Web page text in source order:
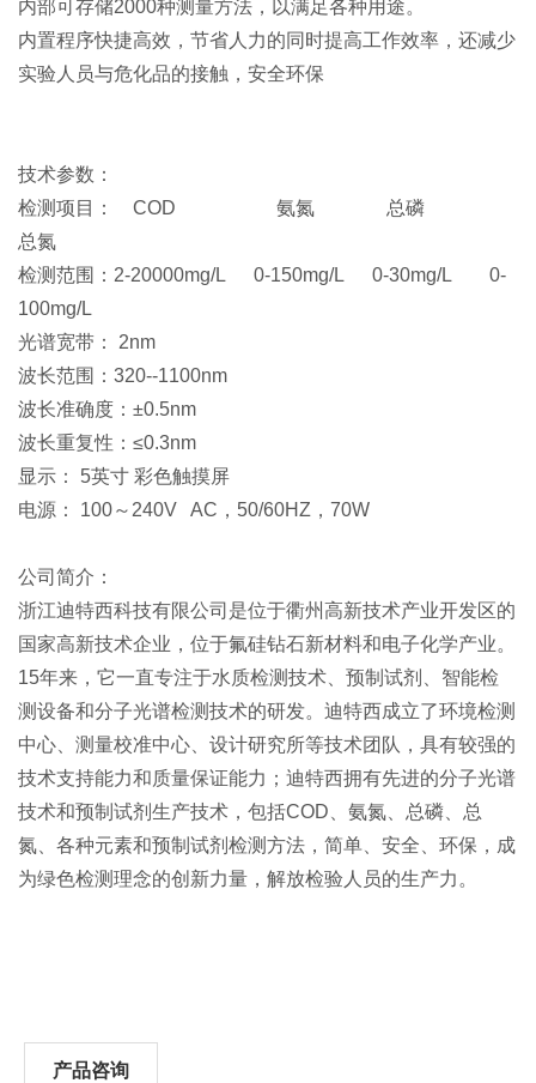
内部可存储2000种测量方法，以满足各种用途。
内置程序快捷高效，节省人力的同时提高工作效率，还减少
实验人员与危化品的接触，安全环保
技术参数：
检测项目： COD 氨氮 总磷
总氮
检测范围：2-20000mg/L 0-150mg/L 0-30mg/L 0-
100mg/L
光谱宽带： 2nm
波长范围：320--1100nm
波长准确度：±0.5nm
波长重复性：≤0.3nm
显示： 5英寸 彩色触摸屏
电源： 100～240V AC，50/60HZ，70W
公司简介：
浙江迪特西科技有限公司是位于衢州高新技术产业开发区的
国家高新技术企业，位于氟硅钻石新材料和电子化学产业。
15年来，它一直专注于水质检测技术、预制试剂、智能检
测设备和分子光谱检测技术的研发。迪特西成立了环境检测
中心、测量校准中心、设计研究所等技术团队，具有较强的
技术支持能力和质量保证能力；迪特西拥有先进的分子光谱
技术和预制试剂生产技术，包括COD、氨氮、总磷、总
氮、各种元素和预制试剂检测方法，简单、安全、环保，成
为绿色检测理念的创新力量，解放检验人员的生产力。
产品咨询